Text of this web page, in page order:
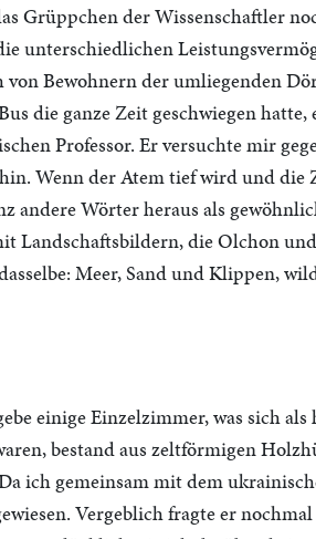
Grüppchen der Wissenschaftler
unterschiedlichen
von Bewohnern der umliegenden
die ganze Zeit geschwiegen hatte,
Professor. Er versuchte mir
Wenn der Atem tief wird und die
andere Wörter heraus als
Landschaftsbildern, die Olchon
Meer, Sand und Klippen,
einige Einzelzimmer, was sich
bestand aus zeltförmigen
ich gemeinsam mit dem
Vergeblich fragte er